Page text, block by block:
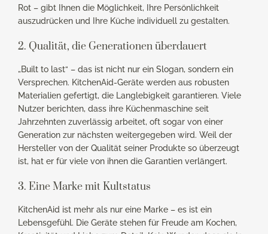
Rot – gibt Ihnen die Möglichkeit, Ihre Persönlichkeit
auszudrücken und Ihre Küche individuell zu gestalten.
2. Qualität, die Generationen überdauert
„Built to last“ – das ist nicht nur ein Slogan, sondern ein
Versprechen. KitchenAid-Geräte werden aus robusten
Materialien gefertigt, die Langlebigkeit garantieren. Viele
Nutzer berichten, dass ihre Küchenmaschine seit
Jahrzehnten zuverlässig arbeitet, oft sogar von einer
Generation zur nächsten weitergegeben wird. Weil der
Hersteller von der Qualität seiner Produkte so überzeugt
ist, hat er für viele von ihnen die Garantien verlängert.
3. Eine Marke mit Kultstatus
KitchenAid ist mehr als nur eine Marke – es ist ein
Lebensgefühl. Die Geräte stehen für Freude am Kochen,